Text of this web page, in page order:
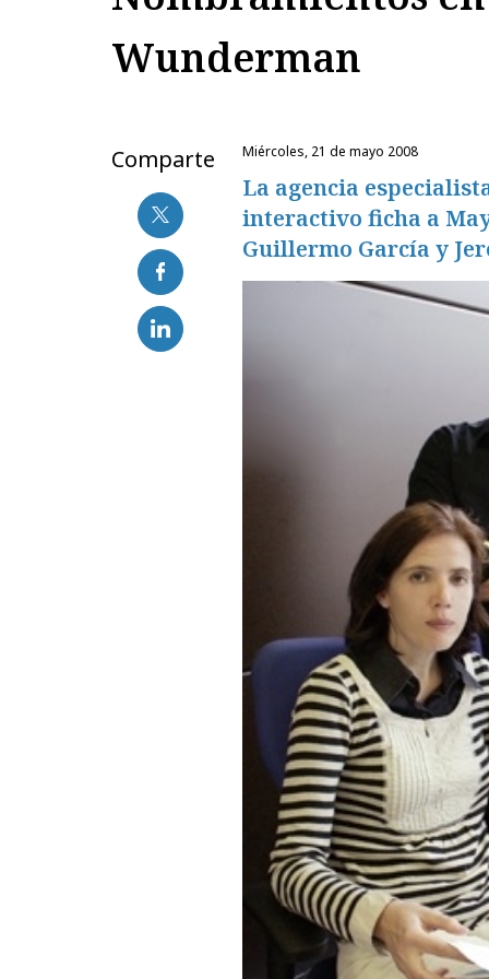
Wunderman
Comparte miércoles, 21 de mayo 2008
La agencia
interactivo ficha a
Guillermo García y